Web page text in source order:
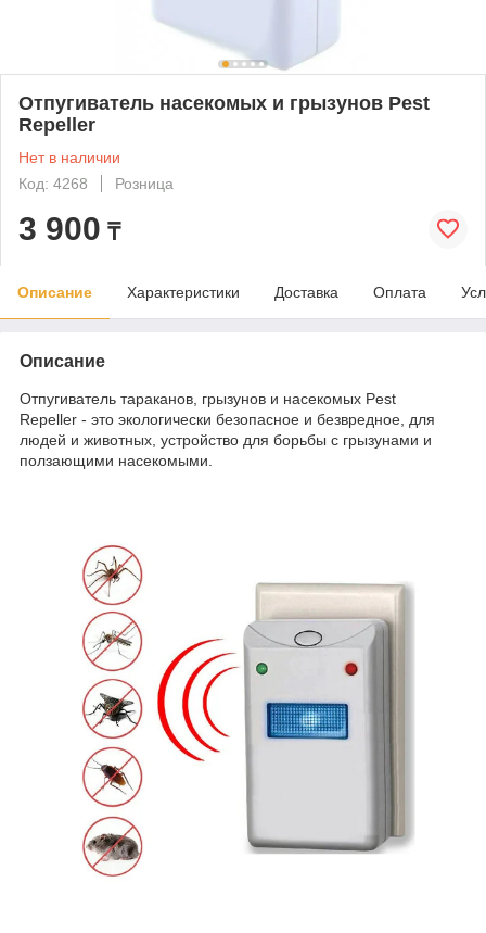
Отпугиватель насекомых и грызунов Pest
Repeller
Нет в наличии
Код: 4268
Розница
3 900 ₸
Описание Характеристики Доставка Оплата
Описание
Отпугиватель тараканов, грызунов и насекомых Pest
Repeller - это экологически безопасное и безвредное, для
людей и животных, устройство для борьбы с грызунами и
ползающими насекомыми.